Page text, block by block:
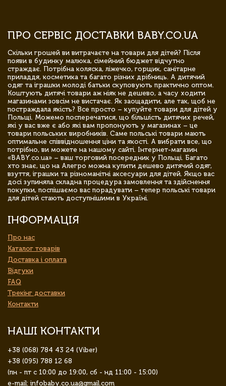
ПРО СЕРВІС ДОСТАВКИ BABY.CO.UA
Скільки грошей ви витрачаєте на товари для дітей? Після
появи в будинку малюка, сімейний бюджет відчутно
страждає. Потрібна коляска, ліжечко, горщик, санітарне
приладдя, косметика та багато різних дрібниць. А дитячий
одяг та іграшки молоді батьки скуповують практично оптом.
Коштують дитячі товари аж ніяк не дешево, а часу ходити
магазинами зовсім не вистачає. Як заощадити, але так, щоб не
постраждала якість? Все просто – купуйте товари для дітей у
Польщі. Можемо посперечатися, що більшість дитячих речей,
які у вас вже є або які вам пропонують у магазинах – це
товари польських виробників. Саме польські товари мають
оптимальне співвідношення ціни та якості. А вибрати все, що
потрібно, ви можете на нашому сайті. Інтернет-магазин
«BABY.co.ua» – ваш торговий посередник у Польщі. Багато
хто знає, що на Алегро можна купити дешево дитячий одяг,
взуття, іграшки та різноманітні аксесуари для дітей. Якщо вас
досі зупиняла складна процедура замовлення та здійснення
покупки, поспішаємо вас порадувати – тепер польські товари
для дітей стають доступнішими в Україні.
ІНФОРМАЦІЯ
Про нас
Каталог товарів
Доставка і оплата
Відгуки
FAQ
Трекінг доставки
Контакти
НАШІ КОНТАКТИ
+38 (068) 784 43 24 (Viber)
+38 (095) 788 12 68
(пн - пт с 10:00 до 19:00, сб - нд 11:00 - 15:00)
e-mail: infobaby.co.ua@gmail.com